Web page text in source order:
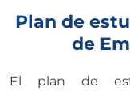
Plan de
de
El plan de